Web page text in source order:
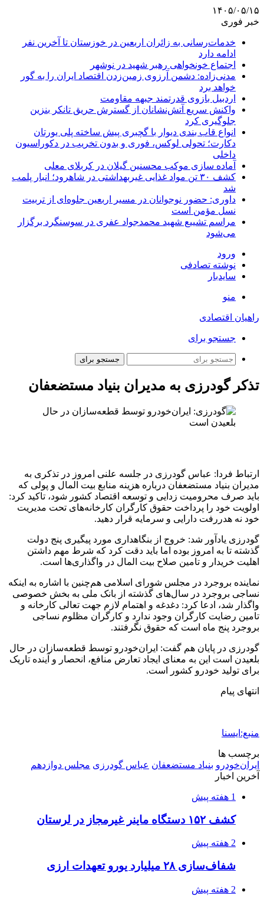
۱۴۰۵/۰۵/۱۵
خبر فوری
خدمات‌رسانی به زائران اربعین در خوزستان تا آخرین نفر
ادامه دارد
اجتماع خونخواهی رهبر شهید در نوشهر
مدنی‌زاده: دشمن آرزوی زمین‌زدن اقتصاد ایران را به گور
خواهد برد
اردبیل بازوی قدرتمند جبهه مقاومت
واکنش سریع آتش‌نشانان از گسترش حریق تانکر بنزین
جلوگیری کرد
انواع قاب بندی دیوار با گچبری پیش ساخته پلی یورتان
دکارت؛ تحولی لوکس، فوری و بدون تخریب در دکوراسیون
داخلی
آماده سازی موکب محسنین گیلان در کربلای معلی
کشف ۳۰ تن مواد غذایی غیربهداشتی در شاهرود؛ انبار پلمب
شد
داوری: حضور نوجوانان در مسیر اربعین جلوه‌ای از تربیت
نسل مؤمن است
مراسم تشییع شهید محمدجواد عفری در سوسنگرد برگزار
می‌شود
ورود
نوشته تصادفی
سایدبار
منو
راهیان اقتصادی
جستجو برای
جستجو برای
تذکر گودرزی به مدیران بنیاد مستضعفان
ارتباط فردا: عباس گودرزی در جلسه علنی امروز در تذکری به
مدیران بنیاد مستضعفان درباره هزینه منابع بیت المال و پولی که
باید صرف محرومیت زدایی و توسعه اقتصاد کشور شود، تاکید کرد:
اولویت خود را پرداخت حقوق کارگران کارخانه‌های تحت مدیریت
خود نه هدررفت دارایی و سرمایه قرار دهید.
گودرزی یادآور شد: خروج از بنگاهداری مورد پیگیری پنج دولت
گذشته تا به امروز بوده اما باید دقت کرد که شرط مهم داشتن
اهلیت خریدار و تامین صلاح بیت المال در واگذاری‌ها است.
نماینده بروجرد در مجلس شورای اسلامی هم‌چنین با اشاره به اینکه
نساجی بروجرد در سال‌های گذشته از بانک ملی به بخش خصوصی
واگذار شد، ادعا کرد: دغدغه و اهتمام لازم جهت تعالی کارخانه و
تامین رضایت کارگران وجود ندارد و کارگران مظلوم نساجی
بروجرد پنج ماه است که حقوق نگرفتند.
گودرزی در پایان هم گفت: ایران‌خودرو توسط قطعه‌سازان در حال
بلعیدن است این به معنای ایجاد تعارض منافع، انحصار و آینده تاریک
برای تولید خودرو کشور است.
انتهای پیام
منبع:ایسنا
برچسب ها
ايران‌خودرو بنياد مستضعفان عباس گودرزی مجلس دوازدهم
آخرین اخبار
1 هفته پیش
کشف ۱۵۲ دستگاه ماینر غیرمجاز در لرستان
2 هفته پیش
شفاف‌سازی ۲۸ میلیارد یورو تعهدات ارزی
2 هفته پیش